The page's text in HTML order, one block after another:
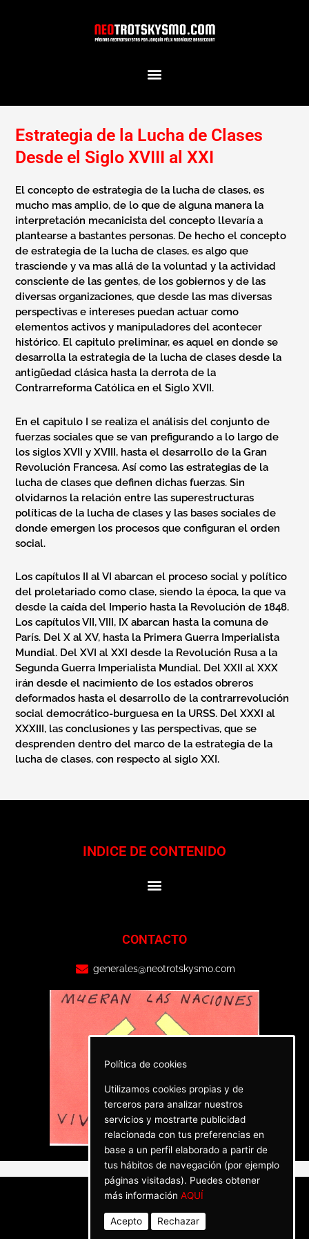
Estrategia de la Lucha de Clases
Desde el Siglo XVIII al XXI
El concepto de estrategia de la lucha de clases, es
mucho mas amplio, de lo que de alguna manera la
interpretación mecanicista del concepto llevaría a
plantearse a bastantes personas. De hecho el concepto
de estrategia de la lucha de clases, es algo que
trasciende y va mas allá de la voluntad y la actividad
consciente de las gentes, de los gobiernos y de las
diversas organizaciones, que desde las mas diversas
perspectivas e intereses puedan actuar como
elementos activos y manipuladores del acontecer
histórico. El capitulo preliminar, es aquel en donde se
desarrolla la estrategia de la lucha de clases desde la
antigüedad clásica hasta la derrota de la
Contrarreforma Católica en el Siglo XVII.
En el capitulo I se realiza el análisis del conjunto de
fuerzas sociales que se van prefigurando a lo largo de
los siglos XVII y XVIII, hasta el desarrollo de la Gran
Revolución Francesa. Así como las estrategias de la
lucha de clases que definen dichas fuerzas. Sin
olvidarnos la relación entre las superestructuras
políticas de la lucha de clases y las bases sociales de
donde emergen los procesos que configuran el orden
social.
Los capítulos II al VI abarcan el proceso social y político
del proletariado como clase, siendo la época, la que va
desde la caída del Imperio hasta la Revolución de 1848.
Los capítulos VII, VIII, IX abarcan hasta la comuna de
París. Del X al XV, hasta la Primera Guerra Imperialista
Mundial. Del XVI al XXI desde la Revolución Rusa a la
Segunda Guerra Imperialista Mundial. Del XXII al XXX
irán desde el nacimiento de los estados obreros
deformados hasta el desarrollo de la contrarrevolución
social democrático-burguesa en la URSS. Del XXXI al
XXXIII, las conclusiones y las perspectivas, que se
desprenden dentro del marco de la estrategia de la
lucha de clases, con respecto al siglo XXI.
INDICE DE CONTENIDO
CONTACTO
generales@neotrotskysmo.com
Política de cookies
Utilizamos cookies propias y de
terceros para analizar nuestros
servicios y mostrarte publicidad
relacionada con tus preferencias en
base a un perfil elaborado a partir de
tus hábitos de navegación (por ejemplo
páginas visitadas). Puedes obtener
más información AQUÍ
Acepto Rechazar